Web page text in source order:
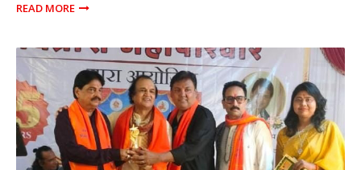
READ MORE